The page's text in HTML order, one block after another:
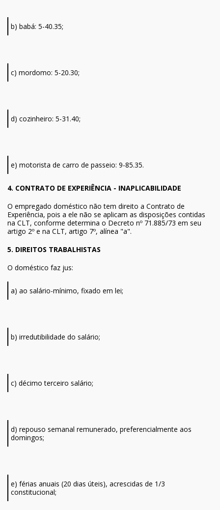
b) babá: 5-40.35;
c) mordomo: 5-20.30;
d) cozinheiro: 5-31.40;
e) motorista de carro de passeio: 9-85.35.
4. CONTRATO DE EXPERIÊNCIA - INAPLICABILIDADE
O empregado doméstico não tem direito a Contrato de
Experiência, pois a ele não se aplicam as disposições contidas
na CLT, conforme determina o Decreto nº 71.885/73 em seu
artigo 2º e na CLT, artigo 7º, alínea "a".
5. DIREITOS TRABALHISTAS
O doméstico faz jus:
a) ao salário-mínimo, fixado em lei;
b) irredutibilidade do salário;
c) décimo terceiro salário;
d) repouso semanal remunerado, preferencialmente aos
domingos;
e) férias anuais (20 dias úteis), acrescidas de 1/3
constitucional;